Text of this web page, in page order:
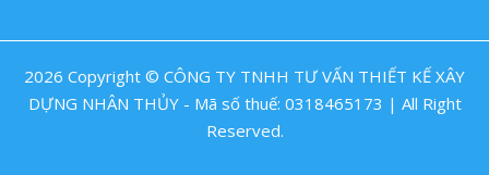
2026 Copyright © CÔNG TY TNHH TƯ VẤN THIẾT KẾ XÂY
DỰNG NHÂN THỦY - Mã số thuế: 0318465173 | All Right
Reserved.